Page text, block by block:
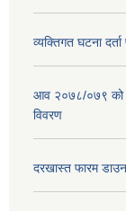
व्यक्तिगत घटना
आव २०७८/०७९ को
विवरण
दरखास्त फारम